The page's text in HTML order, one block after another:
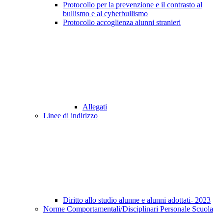
Protocollo per la prevenzione e il contrasto al
bullismo e al cyberbullismo
Protocollo accoglienza alunni stranieri
Allegati
Linee di indirizzo
Diritto allo studio alunne e alunni adottati- 2023
Norme Comportamentali/Disciplinari Personale Scuola